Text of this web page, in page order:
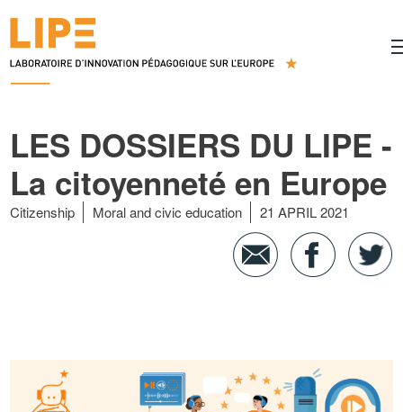
LES DOSSIERS DU LIPE -
La citoyenneté en Europe
Citizenship Moral and civic education 21 APRIL 2021